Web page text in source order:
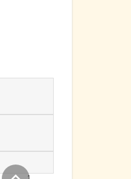
↑